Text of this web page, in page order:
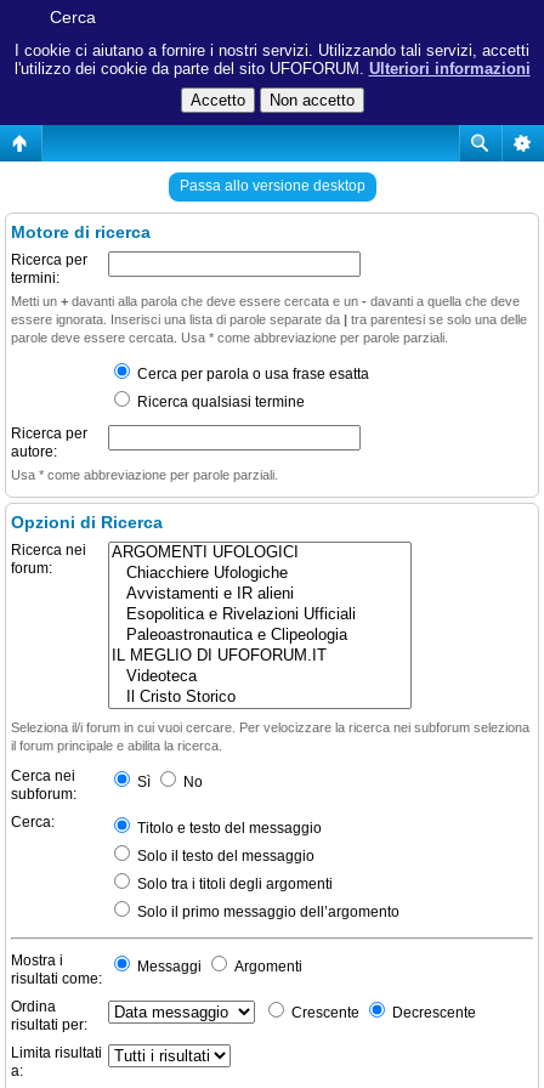
I cookie ci aiutano a fornire i nostri servizi. Utilizzando tali servizi, accetti
l'utilizzo dei cookie da parte del sito UFOFORUM. Ulteriori informazioni
Cerca
Passa allo versione desktop
Motore di ricerca
Ricerca per
termini:
Metti un + davanti alla parola che deve essere cercata e un - davanti a quella che deve
essere ignorata. Inserisci una lista di parole separate da | tra parentesi se solo una delle
parole deve essere cercata. Usa * come abbreviazione per parole parziali.
Cerca per parola o usa frase esatta
Ricerca qualsiasi termine
Ricerca per
autore:
Usa * come abbreviazione per parole parziali.
Opzioni di Ricerca
Ricerca nei
forum:
Seleziona il/i forum in cui vuoi cercare. Per velocizzare la ricerca nei subforum seleziona
il forum principale e abilita la ricerca.
Cerca nei
subforum:
Sì No
Cerca:
Titolo e testo del messaggio
Solo il testo del messaggio
Solo tra i titoli degli argomenti
Solo il primo messaggio dell’argomento
Mostra i
risultati come:
Messaggi Argomenti
Ordina
risultati per:
Crescente Decrescente
Limita risultati
a: